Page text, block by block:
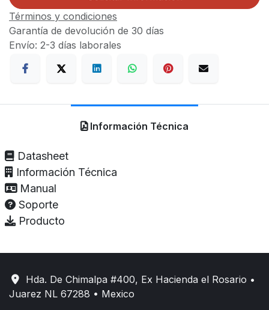
Términos y condiciones
Garantía de devolución de 30 días
Envío: 2-3 días laborales
Información Técnica
Datasheet
Información Técnica
Manual
Soporte
Producto
Hda. De Chimalpa #400, Ex Hacienda el Rosario •
Juarez NL 67288 • Mexico